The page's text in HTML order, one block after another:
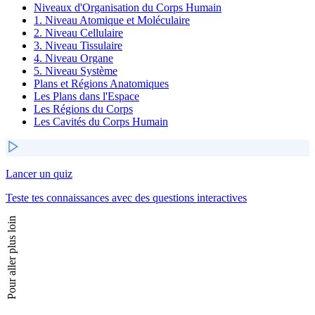
Niveaux d'Organisation du Corps Humain
1. Niveau Atomique et Moléculaire
2. Niveau Cellulaire
3. Niveau Tissulaire
4. Niveau Organe
5. Niveau Système
Plans et Régions Anatomiques
Les Plans dans l'Espace
Les Régions du Corps
Les Cavités du Corps Humain
Lancer un quiz
Teste tes connaissances avec des questions interactives
Pour aller plus loin